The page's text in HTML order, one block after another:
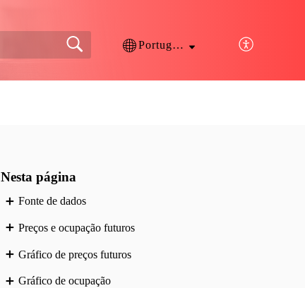
Português
Nesta página
Fonte de dados
Preços e ocupação futuros
Gráfico de preços futuros
Gráfico de ocupação